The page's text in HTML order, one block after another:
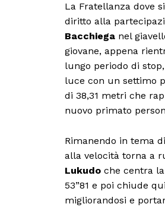
La Fratellanza dove
diritto alla
Bacchiega nel
giovane, appena
lungo periodo di
luce con un settimo
di 38,31 metri che
nuovo primato
Rimanendo in tema
alla velocità torna a
Lukudo che centra
53”81 e poi chiude
migliorandosi e